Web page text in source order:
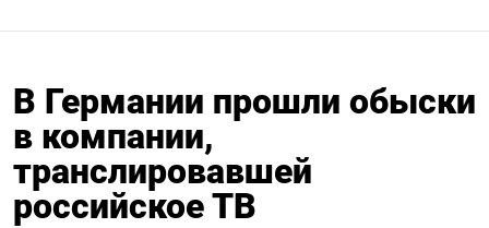
В Германии прошли обыски
в компании,
транслировавшей
российское ТВ